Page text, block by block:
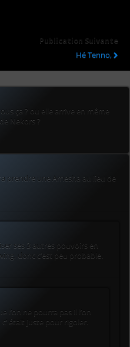
Publication Suivante
Hé Tenno,
ça ? ou elle arrive en même
Nekors ?
prendre une Amesha au lieu de
ses 3 autres pouvoirs en
donc c’est peu probable.
l’on ne pourra pas il l’on
était juste pour rigoler.